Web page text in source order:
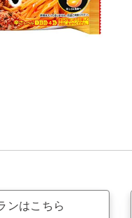
ンはこちら